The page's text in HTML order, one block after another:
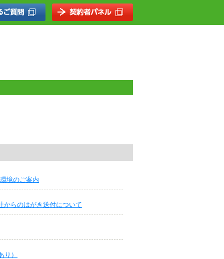
境のご案内
からのはがき送付について
）